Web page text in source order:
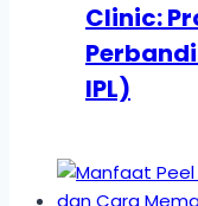
Clinic:
IPL)